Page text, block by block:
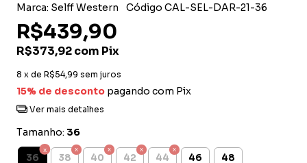
Marca: Selff Western Código CAL-SEL-DAR-21-36
R$439,90
R$373,92com Pix
8 x de R$54,99 sem juros
15% de desconto pagando com Pix
Ver mais detalhes
Tamanho: 36
36 38 40 42 44 46 48